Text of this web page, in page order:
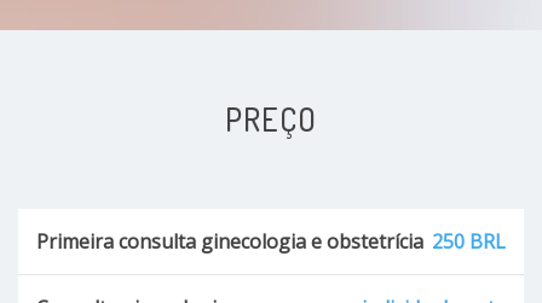
PREÇO
Primeira consulta ginecologia e obstetrícia 250 BRL